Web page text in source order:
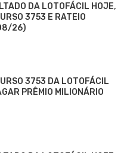
DA LOTOFÁCIL HOJE,
3753 E RATEIO
26)
3753 DA LOTOFÁCIL
PRÊMIO MILIONÁRIO